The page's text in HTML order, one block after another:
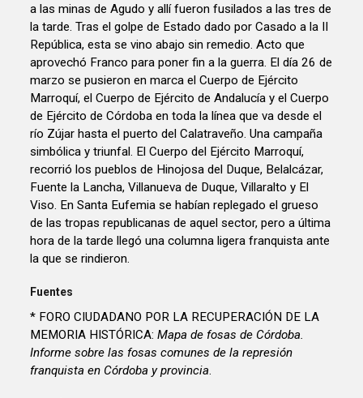
a las minas de Agudo y allí fueron fusilados a las tres de
la tarde. Tras el golpe de Estado dado por Casado a la II
República, esta se vino abajo sin remedio. Acto que
aprovechó Franco para poner fin a la guerra. El día 26 de
marzo se pusieron en marca el Cuerpo de Ejército
Marroquí, el Cuerpo de Ejército de Andalucía y el Cuerpo
de Ejército de Córdoba en toda la línea que va desde el
río Zújar hasta el puerto del Calatraveño. Una campaña
simbólica y triunfal. El Cuerpo del Ejército Marroquí,
recorrió los pueblos de Hinojosa del Duque, Belalcázar,
Fuente la Lancha, Villanueva de Duque, Villaralto y El
Viso. En Santa Eufemia se habían replegado el grueso
de las tropas republicanas de aquel sector, pero a última
hora de la tarde llegó una columna ligera franquista ante
la que se rindieron.
Fuentes
* FORO CIUDADANO POR LA RECUPERACIÓN DE LA
MEMORIA HISTÓRICA:Mapa de fosas de Córdoba.
Informe sobre las fosas comunes de la represión
franquista en Córdoba y provincia.